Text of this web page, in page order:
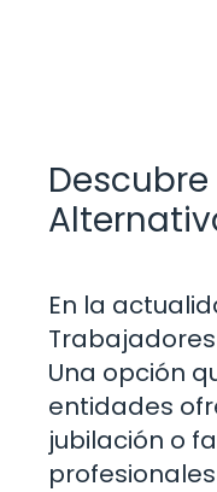
En la
Una opción
entidades
jubilación o